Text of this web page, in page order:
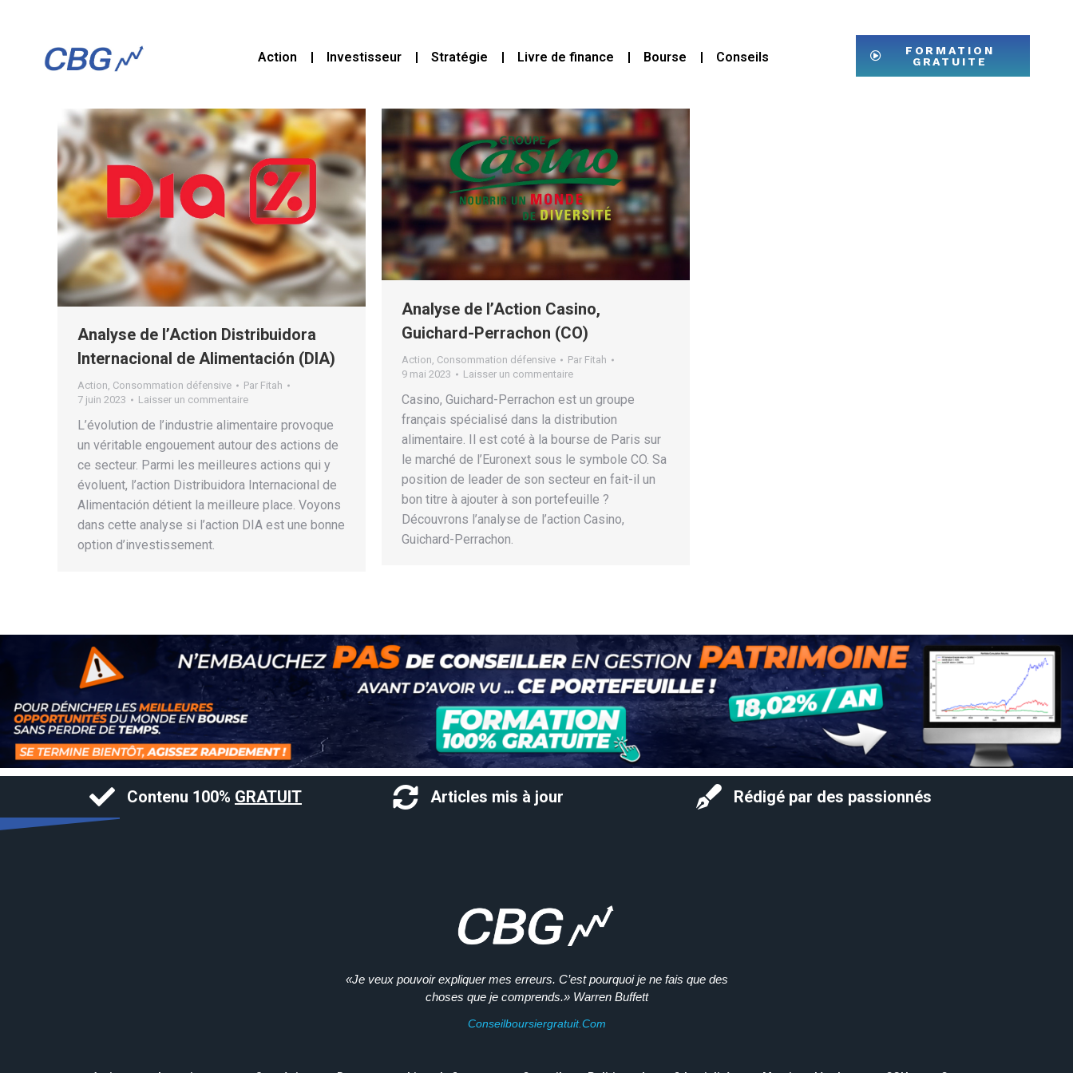
Action Investisseur Stratégie Livre de finance Bourse Conseils
FORMATION
GRATUITE
Analyse de l’Action Distribuidora
Internacional de Alimentación (DIA)
Action, Consommation défensive Par Fitah
7 juin 2023
Laisser un commentaire
L’évolution de l’industrie alimentaire provoque
un véritable engouement autour des actions de
ce secteur. Parmi les meilleures actions qui y
évoluent, l’action Distribuidora Internacional de
Alimentación détient la meilleure place. Voyons
dans cette analyse si l’action DIA est une bonne
option d’investissement.
Analyse de l’Action Casino,
Guichard-Perrachon (CO)
Action Consommation défensive Par Fitah
9 mai 2023
Laisser un commentaire
Casino, Guichard-Perrachon est un groupe
français spécialisé dans la distribution
alimentaire. Il est coté à la bourse de Paris sur
le marché de l’Euronext sous le symbole CO. Sa
position de leader de son secteur en fait-il un
bon titre à ajouter à son portefeuille ?
Découvrons l’analyse de l’action Casino,
Guichard-Perrachon.
Contenu 100% GRATUIT Articles mis à jour Rédigé par des passionnés
«Je veux pouvoir expliquer mes erreurs. C’est pourquoi je ne fais que des
choses que je comprends.» Warren Buffett
Conseilboursiergratuit.com